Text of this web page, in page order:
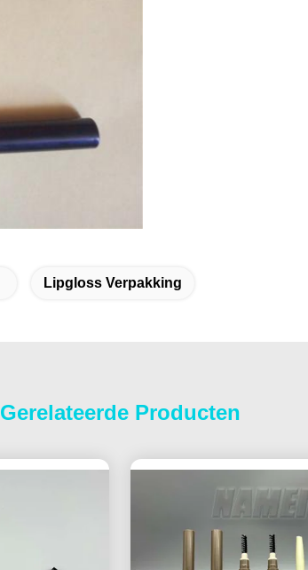
Lipgloss Verpakking
Gerelateerde Producten